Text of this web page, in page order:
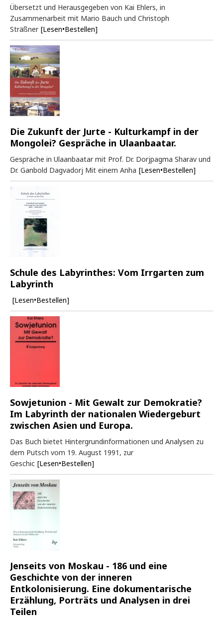
Übersetzt und Herausgegeben von Kai Ehlers, in
Zusammenarbeit mit Mario Bauch und Christoph
Sträßner [Lesen•Bestellen]
Die Zukunft der Jurte - Kulturkampf in der
Mongolei? Gespräche in Ulaanbaatar.
Gespräche in Ulaanbaatar mit Prof. Dr. Dorjpagma Sharav und
Dr. Ganbold Dagvadorj Mit einem Anha [Lesen•Bestellen]
Schule des Labyrinthes: Vom Irrgarten zum
Labyrinth
[Lesen•Bestellen]
Sowjetunion - Mit Gewalt zur Demokratie?
Im Labyrinth der nationalen Wiedergeburt
zwischen Asien und Europa.
Das Buch bietet Hintergrundinformationen und Analysen zu
dem Putsch vom 19. August 1991, zur
Geschic [Lesen•Bestellen]
Jenseits von Moskau - 186 und eine
Geschichte von der inneren
Entkolonisierung. Eine dokumentarische
Erzählung, Porträts und Analysen in drei
Teilen